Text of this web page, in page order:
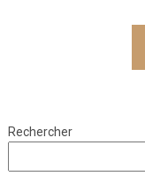
Rechercher